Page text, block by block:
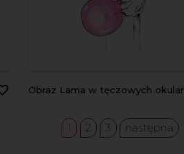
Obraz Lama w tęczowych okularach
1 2 3 następna